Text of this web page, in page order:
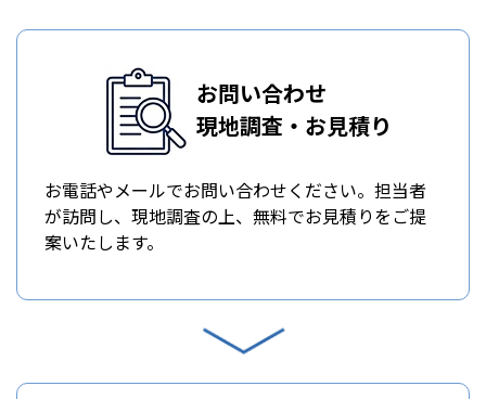
お問い合わせ
現地調査・お見積り
お電話やメールでお問い合わせください。担当者
が訪問し、現地調査の上、無料でお見積りをご提
案いたします。